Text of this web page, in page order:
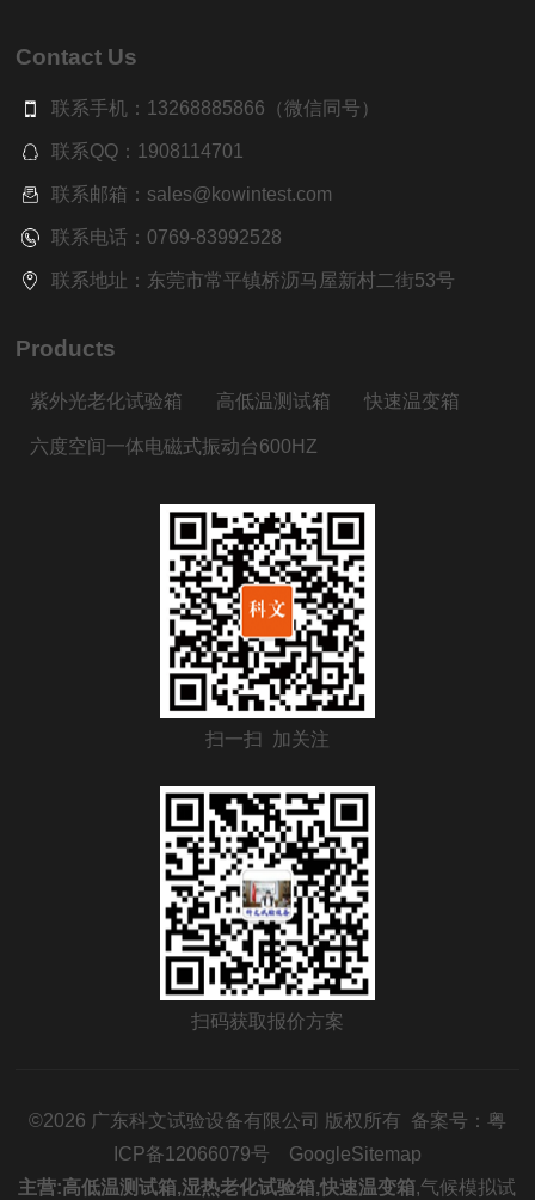
Contact Us
联系手机：13268885866（微信同号）
联系QQ：1908114701
联系邮箱：sales@kowintest.com
联系电话：0769-83992528
联系地址：东莞市常平镇桥沥马屋新村二街53号
Products
紫外光老化试验箱 高低温测试箱 快速温变箱
六度空间一体电磁式振动台600HZ
扫一扫 加关注
扫码获取报价方案
©2026 广东科文试验设备有限公司 版权所有 备案号： 粤
ICP备12066079号
GoogleSitemap
主营:高低温测试箱,湿热老化试验箱,快速温变箱,气候模拟试